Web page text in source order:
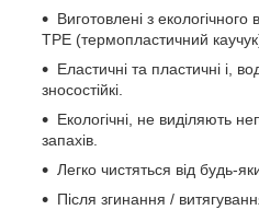
Виготовлені з екологічного
TPE (термопластичний
Еластичні та пластичні і,
зносостійкі.
Екологічні, не виділяють
запахів.
Легко чистяться від будь-
Після згинання /